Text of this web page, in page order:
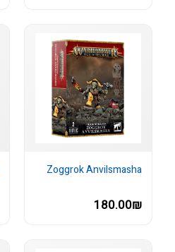
Zoggrok Anvilsmasha
180.00₪